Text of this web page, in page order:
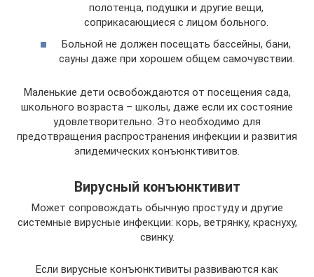
полотенца, подушки и другие вещи,
соприкасающиеся с лицом больного.
Больной не должен посещать бассейны, бани,
сауны даже при хорошем общем самочувствии.
Маленькие дети освобождаются от посещения сада,
школьного возраста – школы, даже если их состояние
удовлетворительно. Это необходимо для
предотвращения распространения инфекции и развития
эпидемических конъюнктивитов.
Вирусный конъюнктивит
Может сопровождать обычную простуду и другие
системные вирусные инфекции: корь, ветрянку, краснуху,
свинку.
Если вирусные конъюнктивиты развиваются как